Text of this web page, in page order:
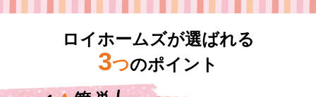
ロイホームズが選ばれる
3つのポイント